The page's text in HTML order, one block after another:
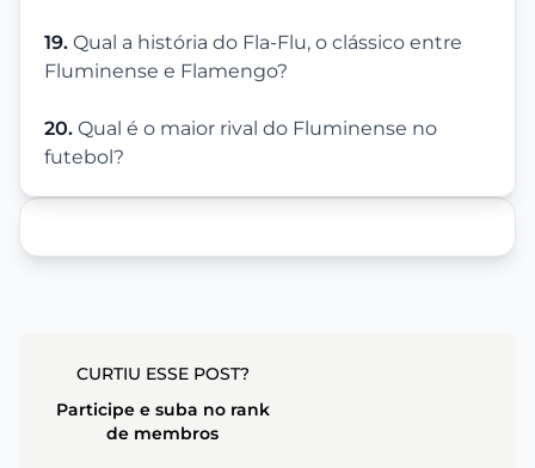
19. Qual a história do Fla-Flu, o clássico entre
Fluminense e Flamengo?
20. Qual é o maior rival do Fluminense no
futebol?
CURTIU ESSE POST?
Participe e suba no rank
de membros